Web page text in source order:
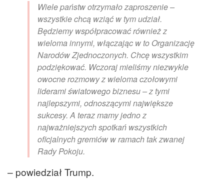
Wiele państw otrzymało zaproszenie –
wszystkie chcą wziąć w tym udział.
Będziemy współpracować również z
wieloma innymi, włączając w to Organizację
Narodów Zjednoczonych. Chcę wszystkim
podziękować. Wczoraj mieliśmy niezwykle
owocne rozmowy z wieloma czołowymi
liderami światowego biznesu – z tymi
najlepszymi, odnoszącymi największe
sukcesy. A teraz mamy jedno z
najważniejszych spotkań wszystkich
oficjalnych gremiów w ramach tak zwanej
Rady Pokoju.
– powiedział Trump.